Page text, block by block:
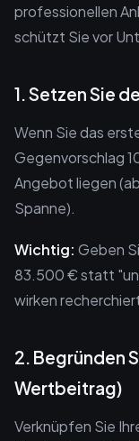
professionellen
schützt Sie vor
1. Setzen Sie
Wenn Sie das
Gegenvorschlag
Angebot liegen
Spanne).
Wichtig: Geben
83.500 € statt
wirken
2. Begründen
Wertbeitrag)
Verknüpfen Sie